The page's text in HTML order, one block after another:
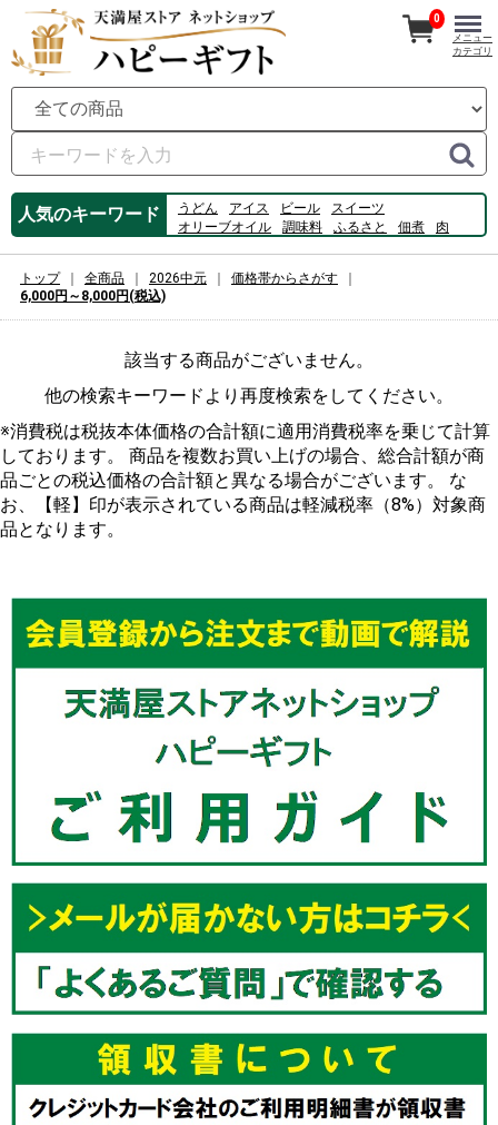
人気のキーワード うどん アイス ビール
スイーツ
オリーブオイル
調味料 ふるさと 佃煮
肉
0
メニュー
カテゴリ
トップ 全商品 2026中元
価格帯からさがす
6,000円～8,000円(税込)
該当する商品がございません。
他の検索キーワードより再度検索をしてください。
※消費税は税抜本体価格の合計額に適用消費税率を乗じて計算
しております。 商品を複数お買い上げの場合、総合計額が商
品ごとの税込価格の合計額と異なる場合がございます。 な
お、【軽】印が表示されている商品は軽減税率（8%）対象商
品となります。